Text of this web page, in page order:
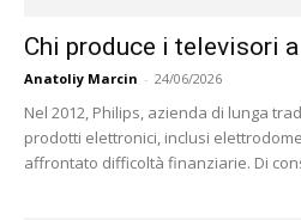
Chi produce i televisori
Anatoliy Marcin - 24/06/2026
Nel 2012, Philips, azienda di lunga
prodotti elettronici, inclusi
affrontato difficoltà finanziarie. Di